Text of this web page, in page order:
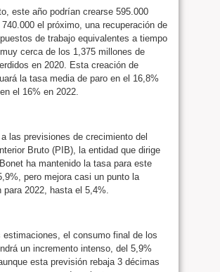
este año podrían crearse 595.000
el próximo, una recuperación de
de trabajo equivalentes a tiempo
cerca de los 1,375 millones de
en 2020. Esta creación de
la tasa media de paro en el 16,8%
el 16% en 2022.
las previsiones de crecimiento del
Bruto (PIB), la entidad que dirige
ha mantenido la tasa para este
pero mejora casi un punto la
para 2022, hasta el 5,4%.
estimaciones, el consumo final de los
un incremento intenso, del 5,9%
esta previsión rebaja 3 décimas